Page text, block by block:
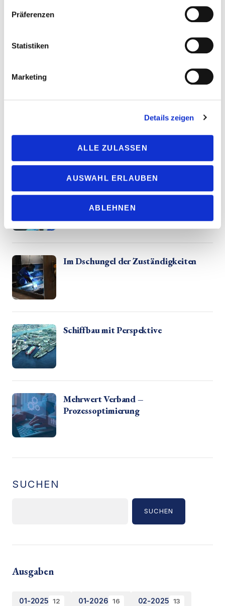
Präferenzen
Statistiken
Marketing
Details zeigen
ALLE ZULASSEN
AUSWAHL ERLAUBEN
ABLEHNEN
Weitere Artikel:
Vom Escapen bis zum Freien Forschen
Im Dschungel der Zuständigkeiten
Schiffbau mit Perspektive
Mehrwert Verband –
Prozessoptimierung
SUCHEN
SUCHEN
Ausgaben
01-2025 12 01-2026 16 02-2025 13